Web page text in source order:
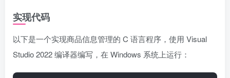
实现代码
以下是一个实现商品信息管理的 C 语言程序，使用 Visual
Studio 2022 编译器编写，在 Windows 系统上运行：